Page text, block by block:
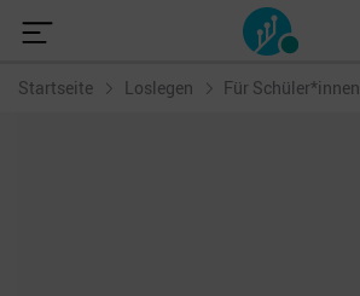
Startseite Loslegen Für Schüler*innen